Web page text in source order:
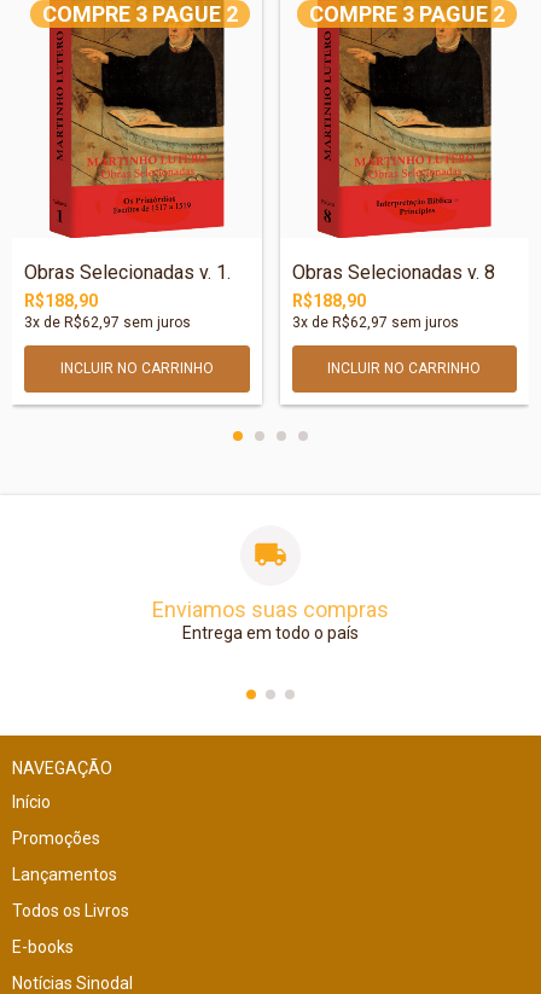
COMPRE 3 PAGUE 2
Obras Selecionadas v. 1.
R$188,90
3x de R$62,97 sem juros
COMPRE 3 PAGUE 2
Obras Selecionadas v. 8
R$188,90
3x de R$62,97 sem juros
Enviamos suas compras
Entrega em todo o país
NAVEGAÇÃO
Início
Promoções
Lançamentos
Todos os Livros
E-books
Notícias Sinodal